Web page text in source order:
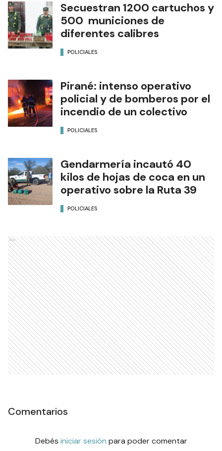
Secuestran 1200 cartuchos y
500 municiones de
diferentes calibres
POLICIALES
Pirané: intenso operativo
policial y de bomberos por el
incendio de un colectivo
POLICIALES
Gendarmería incautó 40
kilos de hojas de coca en un
operativo sobre la Ruta 39
POLICIALES
Ads
Comentarios
Debés iniciar sesión para poder comentar